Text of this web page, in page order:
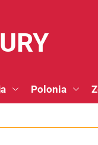
Polonia